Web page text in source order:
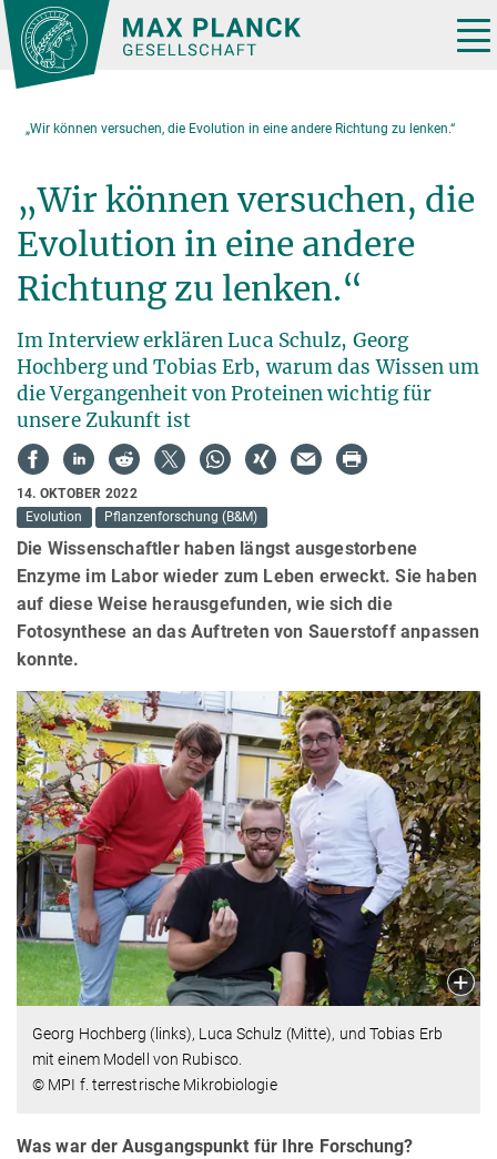
Hauptinhalt
„Wir können versuchen, die Evolution in eine andere Richtung zu lenken.“
„Wir können versuchen, die
Evolution in eine andere
Richtung zu lenken.“
Im Interview erklären Luca Schulz, Georg
Hochberg und Tobias Erb, warum das Wissen um
die Vergangenheit von Proteinen wichtig für
unsere Zukunft ist
14. OKTOBER 2022
Evolution
Pflanzenforschung (B&M)
Die Wissenschaftler haben längst ausgestorbene
Enzyme im Labor wieder zum Leben erweckt. Sie haben
auf diese Weise herausgefunden, wie sich die
Fotosynthese an das Auftreten von Sauerstoff anpassen
konnte.
Georg Hochberg (links), Luca Schulz (Mitte), und Tobias Erb
mit einem Modell von Rubisco.
© MPI f. terrestrische Mikrobiologie
Was war der Ausgangspunkt für Ihre Forschung?